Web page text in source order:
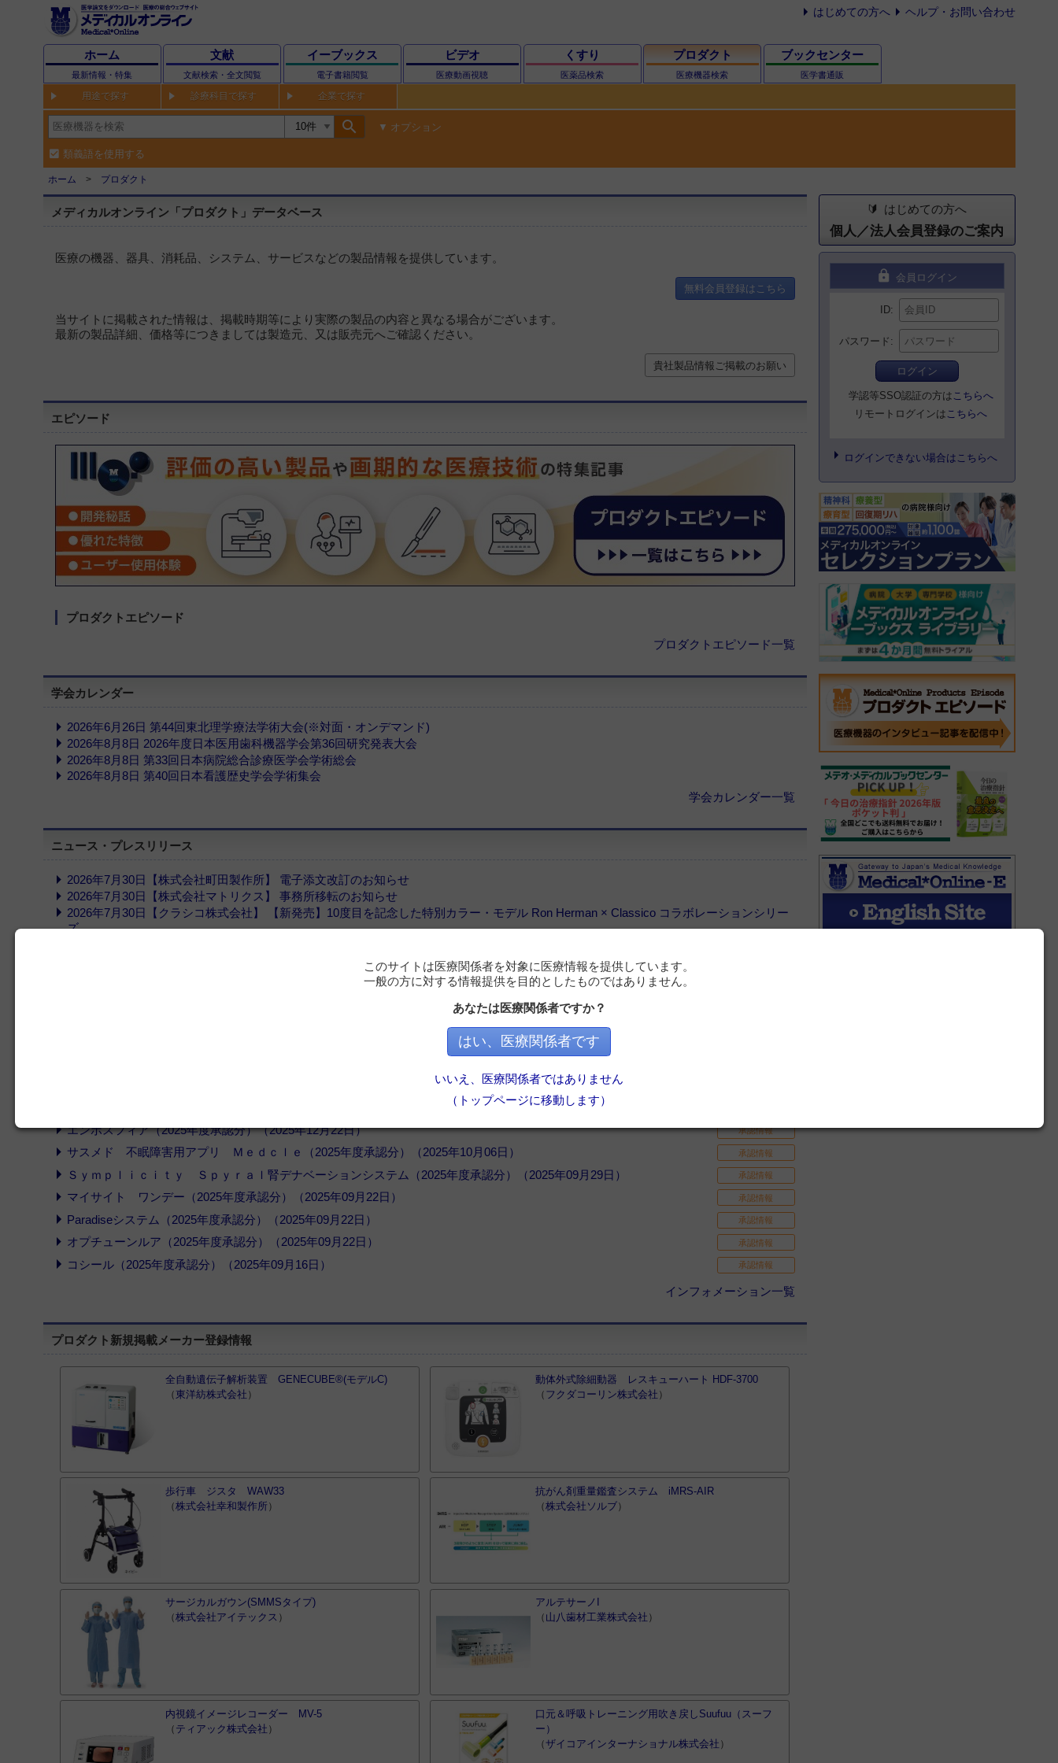
はじめての方へ ヘルプ・お問い合わせ
ホーム
最新情報・特集
文献
文献検索・全文閲覧
イーブックス
電子書籍閲覧
ビデオ
医療動画視聴
くすり
医薬品検索
プロダクト
医療機器検索
ブックセンター
医学書通販
用途で探す 診療科目で探す 企業で探す
search オプション
類義語を使用する
ホーム プロダクト
メディカルオンライン「プロダクト」データベース
医療の機器、器具、消耗品、システム、サービスなどの製品情報を提供しています。
無料会員登録はこちら
当サイトに掲載された情報は、掲載時期等により実際の製品の内容と異なる場合がございます。
最新の製品詳細、価格等につきましては製造元、又は販売元へご確認ください。
貴社製品情報ご掲載のお願い
エピソード
プロダクトエピソード
プロダクトエピソード一覧
学会カレンダー
2026年6月26日 第44回東北理学療法学術大会(※対面・オンデマンド)
2026年8月8日 2026年度日本医用歯科機器学会第36回研究発表大会
2026年8月8日 第33回日本病院総合診療医学会学術総会
2026年8月8日 第40回日本看護歴史学会学術集会
学会カレンダー一覧
ニュース・プレスリリース
2026年7月30日【株式会社町田製作所】 電子添文改訂のお知らせ
2026年7月30日【株式会社マトリクス】 事務所移転のお知らせ
2026年7月30日【クラシコ株式会社】 【新発売】10度目を記念した特別カラー・モデル Ron Herman × Classico コラボレーションシリー
ズ
ニュース・プレスリリース一覧
エンボスフィア（2025年度承認分）（2025年12月22日） 承認情報
サスメド 不眠障害用アプリ Ｍｅｄｃｌｅ（2025年度承認分）（2025年10月06日） 承認情報
Ｓｙｍｐｌｉｃｉｔｙ Ｓｐｙｒａｌ腎デナベーションシステム（2025年度承認分）（2025年09月29日） 承認情報
マイサイト ワンデー（2025年度承認分）（2025年09月22日） 承認情報
Paradiseシステム（2025年度承認分）（2025年09月22日） 承認情報
オプチューンルア（2025年度承認分）（2025年09月22日） 承認情報
コシール（2025年度承認分）（2025年09月16日） 承認情報
インフォメーション一覧
プロダクト新規掲載メーカー登録情報
全自動遺伝子解析装置 GENECUBE®(モデルC)
（東洋紡株式会社 ）
動体外式除細動器 レスキューハート HDF-3700
（ フクダコーリン株式会社 ）
歩行車 ジスタ WAW33
（株式会社幸和製作所 ）
抗がん剤重量鑑査システム iMRS-AIR
（株式会社ソルブ）
サージカルガウン(SMMSタイプ)
（株式会社アイテックス ）
アルテサーノI
（ 山八歯材工業株式会社 ）
内視鏡イメージレコーダー MV-5
（ ティアック株式会社 ）
口元＆呼吸トレーニング用吹き戻しSuufuu（スーフ
ー）
（ザイコアインターナショナル株式会社 ）
はじめての方へ
個人／法人会員登録のご案内
lock 会員ログイン
ID
パスワード
ログイン
学認等SSO認証の方は こちらへ
リモートログインは こちらへ
ログインできない場合はこちらへ
このサイトは医療関係者を対象に医療情報を提供しています。
一般の方に対する情報提供を目的としたものではありません。
あなたは医療関係者ですか？
はい、医療関係者です
いいえ、医療関係者ではありません
（トップページに移動します）